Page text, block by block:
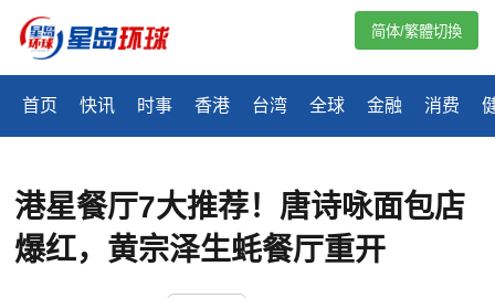
首页 快讯 时事 香港 台湾 全球 金融 消费
简体/繁體切換
港星餐厅7大推荐！唐诗咏面包店
爆红，黄宗泽生蚝餐厅重开